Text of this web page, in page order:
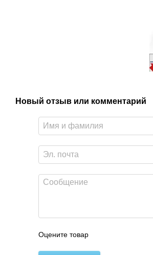
Новый отзыв или комментарий
Оцените товар